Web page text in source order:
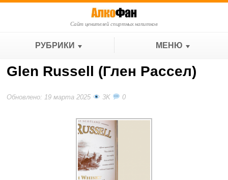
Сайт ценителей спиртных напитков
РУБРИКИ МЕНЮ
Glen Russell (Глен Рассел)
Обновлено: 19 марта 2025 3K 0